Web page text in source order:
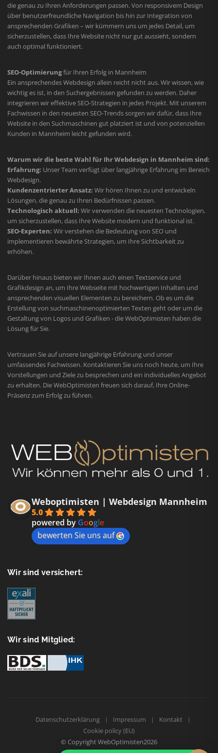
die genau zu Ihren Anforderungen passen. Von responsivem Design
über benutzerfreundliche Navigation bis hin zur Integration von
ansprechenden Grafiken – wir kümmern uns um jedes Detail, um
sicherzustellen, dass Ihre Website nicht nur gut aussieht, sondern
auch optimal funktioniert.
SEO-Optimierungfür Ihren Erfolg in Mannheim
Ein ansprechendes Webdesign allein reicht nicht aus. Wir wissen, wie
wichtig es ist, in den Suchergebnissen gefunden zu werden. Daher
integrieren wir effektive SEO-Strategien in jedes Projekt. Mit unserem
Fachwissen in den neuesten SEO-Trends sorgen wir dafür, dass Ihre
Website in den Suchmaschinen gut platziert ist und von potenziellen
Kunden in Mannheim leicht gefunden wird.
Warum wir die beste Wahl für Ihr Webdesign in Mannheim sind:
Erfahrung: Unser Team verfügt über langjährige Erfahrung im Bereich
Webdesign.
Kundenzentrierter Ansatz: Wir hören Ihnen zu und entwickeln
Lösungen, die genau zu Ihren Bedürfnissen passen.
Technologisch aktuell: Wir verwenden die neuesten Technologien,
um sicherzustellen, dass Ihre Website modern und funktional ist.
SEO-Experten: Wir verstehen die Bedeutung von SEO und
implementieren bewährte Strategien, um Ihre Sichtbarkeit zu
erhöhen.
Darüber hinaus bieten wir Ihnen auch einen Textservice und
Grafikdesign an, um Ihre Webseite mit hochwertigen Inhalten und
ansprechenden visuellen Elementen zu bereichern. Ob es um die
Erstellung von suchmaschinenoptimierten Texten geht oder um die
Gestaltung von Logos und Grafiken - die WebOptimisten haben die
Lösung für Sie.
Vertrauen Sie auf unsere langjährige Erfahrung und unser
umfassendes Fachwissen. Kontaktieren Sie uns noch heute, um Ihre
Vorstellungen und Ziele zu besprechen und ein individuelles Angebot
zu erhalten. Die WebOptimisten freuen sich darauf, Ihre Online-
Präsenz zum Erfolg zu führen.
Weboptimisten | Webdesign Mannheim
5.0
powered by Google
bewerten Sie uns auf
Wir sind versichert:
Wir sind Mitglied:
Datenschutzerklärung Impressum
Kontakt
Cookie policy (EU)
© CopyrightWebOptimisten2026